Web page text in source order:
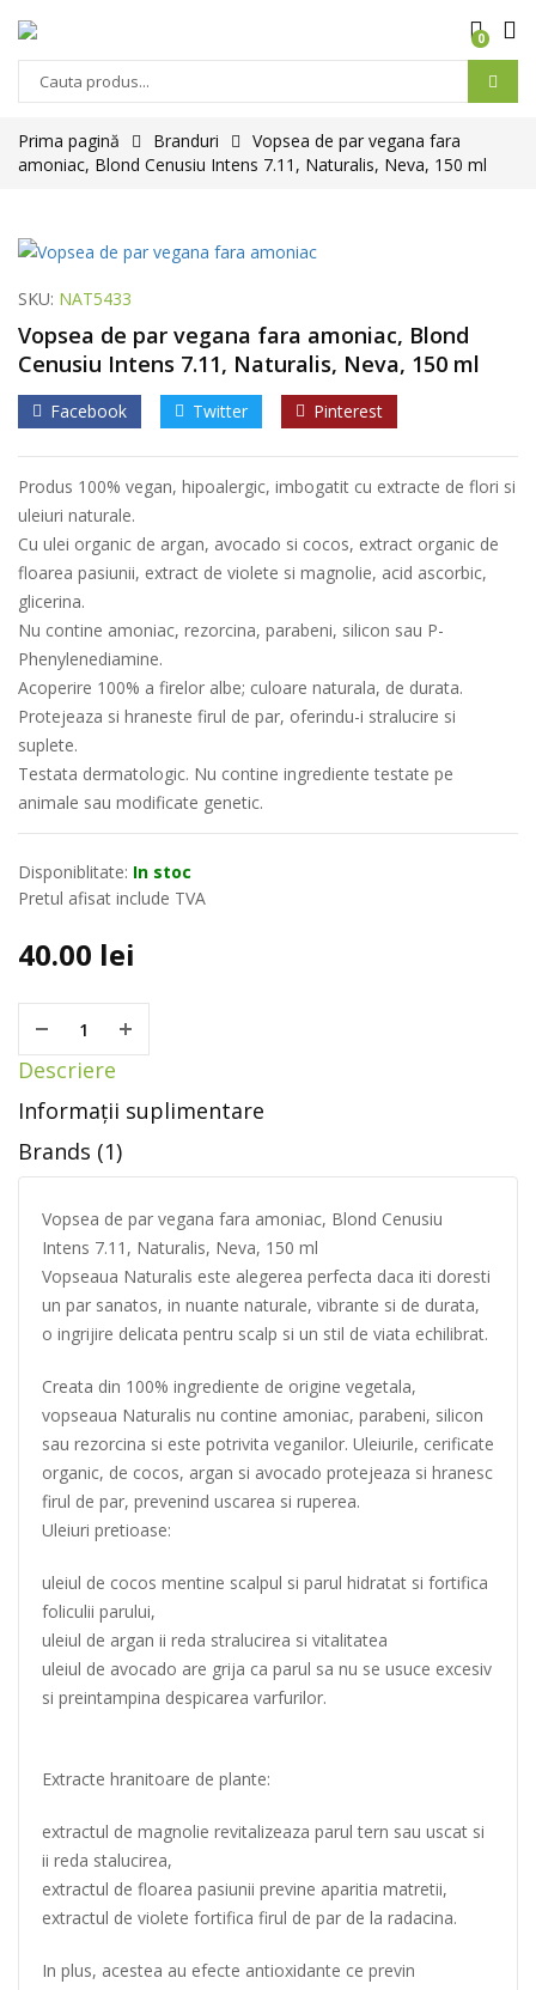
0
Prima pagină Branduri
Vopsea de par vegana fara
amoniac, Blond Cenusiu Intens 7.11, Naturalis, Neva, 150 ml
SKU: NAT5433
Vopsea de par vegana fara amoniac, Blond
Cenusiu Intens 7.11, Naturalis, Neva, 150 ml
Facebook Twitter Pinterest
Produs 100% vegan, hipoalergic, imbogatit cu extracte de flori si
uleiuri naturale.
Cu ulei organic de argan, avocado si cocos, extract organic de
floarea pasiunii, extract de violete si magnolie, acid ascorbic,
glicerina.
Nu contine amoniac, rezorcina, parabeni, silicon sau P-
Phenylenediamine.
Acoperire 100% a firelor albe; culoare naturala, de durata.
Protejeaza si hraneste firul de par, oferindu-i stralucire si
suplete.
Testata dermatologic. Nu contine ingrediente testate pe
animale sau modificate genetic.
Disponiblitate: In stoc
Pretul afisat include TVA
40.00 lei
Descriere
Informații suplimentare
Brands (1)
Vopsea de par vegana fara amoniac, Blond Cenusiu
Intens 7.11, Naturalis, Neva, 150 ml
Vopseaua Naturalis este alegerea perfecta daca iti doresti
un par sanatos, in nuante naturale, vibrante si de durata,
o ingrijire delicata pentru scalp si un stil de viata echilibrat.
Creata din 100% ingrediente de origine vegetala,
vopseaua Naturalis nu contine amoniac, parabeni, silicon
sau rezorcina si este potrivita veganilor. Uleiurile, cerificate
organic, de cocos, argan si avocado protejeaza si hranesc
firul de par, prevenind uscarea si ruperea.
Uleiuri pretioase:
uleiul de cocos mentine scalpul si parul hidratat si fortifica
foliculii parului,
uleiul de argan ii reda stralucirea si vitalitatea
uleiul de avocado are grija ca parul sa nu se usuce excesiv
si preintampina despicarea varfurilor.
Extracte hranitoare de plante:
extractul de magnolie revitalizeaza parul tern sau uscat si
ii reda stalucirea,
extractul de floarea pasiunii previne aparitia matretii,
extractul de violete fortifica firul de par de la radacina.
In plus, acestea au efecte antioxidante ce previn